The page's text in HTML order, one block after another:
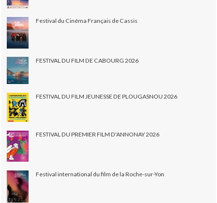
Festival du Cinéma Français de Cassis
FESTIVAL DU FILM DE CABOURG 2026
FESTIVAL DU FILM JEUNESSE DE PLOUGASNOU 2026
FESTIVAL DU PREMIER FILM D'ANNONAY 2026
Festival international du film de la Roche-sur-Yon